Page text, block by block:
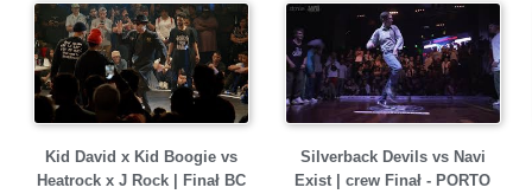
Kid David x Kid Boogie vs
Heatrock x J Rock | Finał BC
Silverback Devils vs Navi
Exist | crew Finał - PORTO